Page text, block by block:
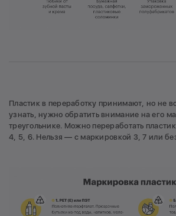
Пластик в переработку принимают, но не
узнать, нужно обратить внимание на его
треугольнике. Можно переработать
4, 5, 6. Нельзя — с маркировкой 3, 7 или